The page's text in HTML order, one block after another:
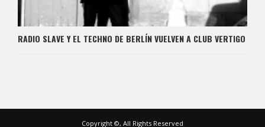
RADIO SLAVE Y EL TECHNO DE BERLÍN VUELVEN A CLUB VERTIGO
Copyright ©, All Rights Reserved